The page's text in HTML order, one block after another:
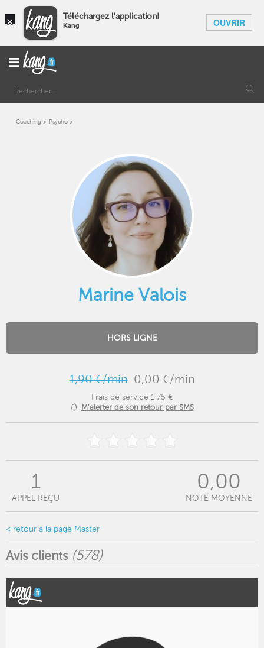
× Téléchargez l'application!
Kang OUVRIR
Coaching Psycho
Marine Valois
HORS LIGNE
1,90 €/min 0,00 €/min
Frais de service 1,75 €
M'alerter de son retour par SMS
1
APPEL REÇU
0,00
NOTE MOYENNE
< retour à la page Master
Avis clients (578)